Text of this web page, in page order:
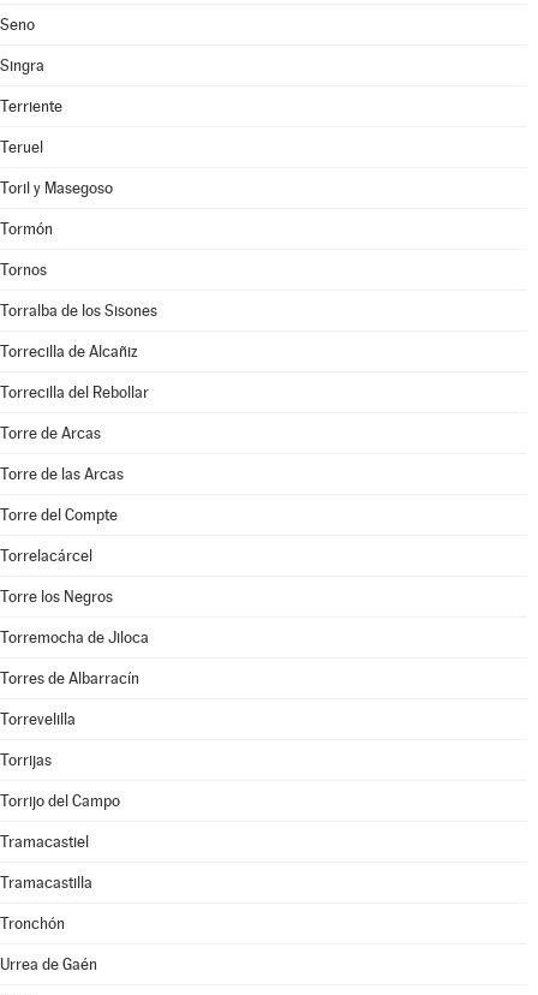
Seno
Singra
Terriente
Teruel
Toril y Masegoso
Tormón
Tornos
Torralba de los Sisones
Torrecilla de Alcañiz
Torrecilla del Rebollar
Torre de Arcas
Torre de las Arcas
Torre del Compte
Torrelacárcel
Torre los Negros
Torremocha de Jiloca
Torres de Albarracín
Torrevelilla
Torrijas
Torrijo del Campo
Tramacastiel
Tramacastilla
Tronchón
Urrea de Gaén